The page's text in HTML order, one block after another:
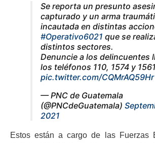
Se reporta un presunto
capturado y un arma
incautada en distintas
#Operativo6021 que se
distintos sectores.
Denuncie a los delincuentes
los teléfonos 110, 1574 y
pic.twitter.com/CQMrAQ59Hr
— PNC de Guatemala
(@PNCdeGuatemala)
2021
Estos están a cargo de las Fuerzas